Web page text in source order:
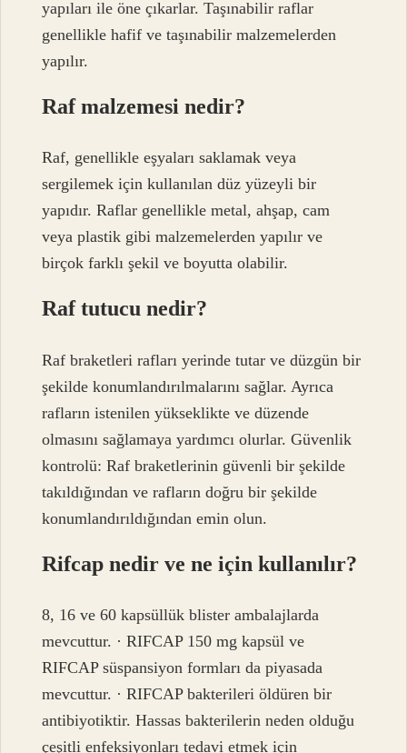
yapıları ile öne çıkarlar. Taşınabilir raflar
genellikle hafif ve taşınabilir malzemelerden
yapılır.
Raf malzemesi nedir?
Raf, genellikle eşyaları saklamak veya
sergilemek için kullanılan düz yüzeyli bir
yapıdır. Raflar genellikle metal, ahşap, cam
veya plastik gibi malzemelerden yapılır ve
birçok farklı şekil ve boyutta olabilir.
Raf tutucu nedir?
Raf braketleri rafları yerinde tutar ve düzgün bir
şekilde konumlandırılmalarını sağlar. Ayrıca
rafların istenilen yükseklikte ve düzende
olmasını sağlamaya yardımcı olurlar. Güvenlik
kontrolü: Raf braketlerinin güvenli bir şekilde
takıldığından ve rafların doğru bir şekilde
konumlandırıldığından emin olun.
Rifcap nedir ve ne için kullanılır?
8, 16 ve 60 kapsüllük blister ambalajlarda
mevcuttur. · RIFCAP 150 mg kapsül ve
RIFCAP süspansiyon formları da piyasada
mevcuttur. · RIFCAP bakterileri öldüren bir
antibiyotiktir. Hassas bakterilerin neden olduğu
çeşitli enfeksiyonları tedavi etmek için